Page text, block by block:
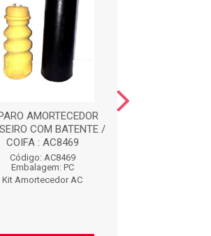
AMORTECEDOR
COM BATENTE /
COIFA : AC8469
Código: AC8469
Embalagem: PC
Kit Amortecedor AC